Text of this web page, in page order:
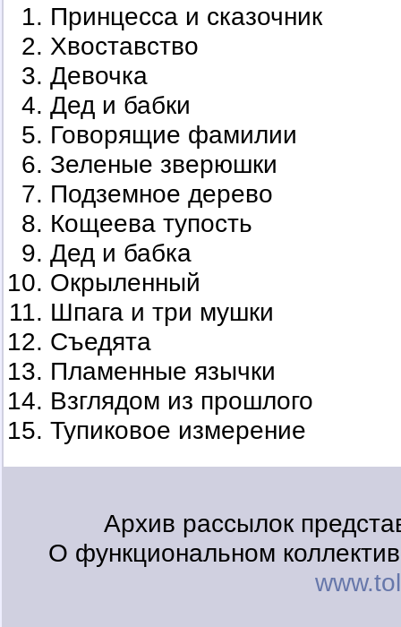
Принцесса и сказочник
Хвоставство
Девочка
Дед и бабки
Говорящие фамилии
Зеленые зверюшки
Подземное дерево
Кощеева тупость
Дед и бабка
Окрыленный
Шпага и три мушки
Съедята
Пламенные язычки
Взглядом из прошлого
Тупиковое измерение
Архив рассылок
О функциональном